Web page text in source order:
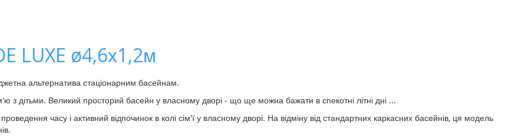
LUXE ø4,6х1,2м
альтернатива стаціонарним басейнам.
з дітьми. Великий просторий басейн у власному дворі - що ще можна бажати в спекотні літні дні ...
часу і активний відпочинок в колі сім'ї у власному дворі. На відміну від стандартних каркасних басейнів, ця модель